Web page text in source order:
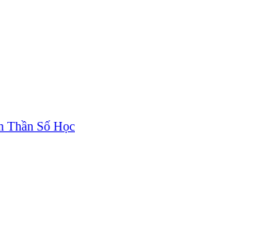
Thần Số Học